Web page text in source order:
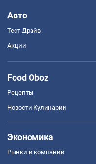
Авто
Тест Драйв
Акции
Food Oboz
Рецепты
Новости Кулинарии
Экономика
Рынки и компании